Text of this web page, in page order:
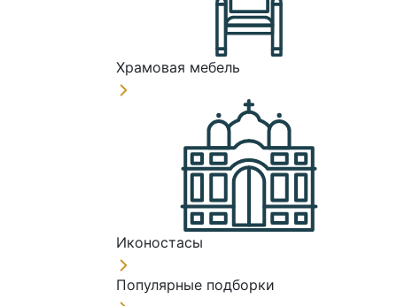
Храмовая мебель
Иконостасы
Популярные подборки